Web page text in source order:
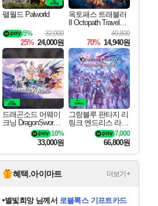
팰월드 Palworld
32,000
5%
25% 24,000원
옥토패스 트래블러
II Octopath Traveler I
49,800
70% 14,940원
드래곤소드 어웨이
크닝 DragonSword A
10%
33,000원
그랑블루 판타지 리
링크 엔드리스 라그
나로크 Granblue Fa
ntasy Relink Endless
7,000
66,800원
혜택.아이마트 더보기+
별빛희망님께서 로블록스 기프트카드